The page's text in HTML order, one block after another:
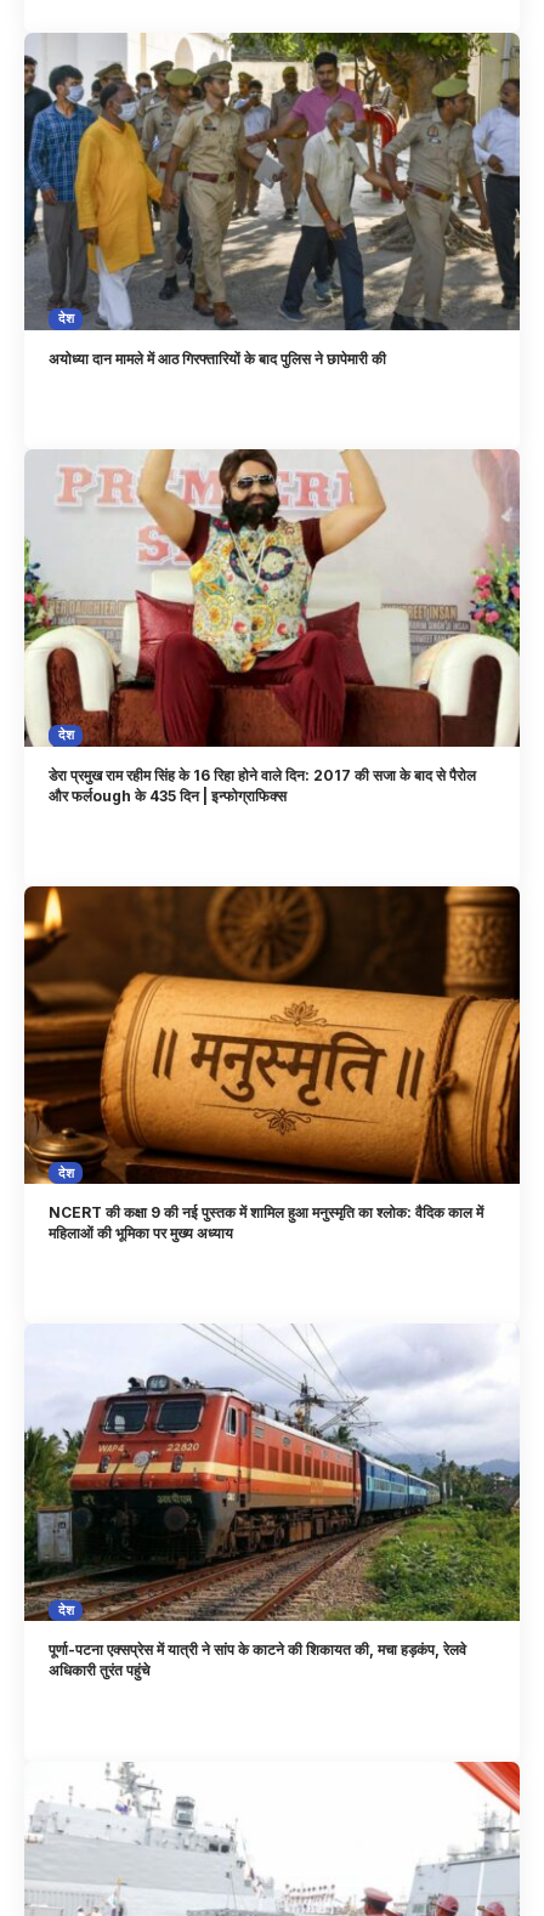
देश
अयोध्या दान मामले में आठ गिरफ्तारियों के बाद पुलिस ने छापेमारी की
देश
डेरा प्रमुख राम रहीम सिंह के 16 रिहा होने वाले दिन: 2017 की सजा के बाद से पैरोल
और फर्लough के 435 दिन | इन्फोग्राफिक्स
देश
NCERT की कक्षा 9 की नई पुस्तक में शामिल हुआ मनुस्मृति का श्लोक: वैदिक काल में
महिलाओं की भूमिका पर मुख्य अध्याय
देश
पूर्णा-पटना एक्सप्रेस में यात्री ने सांप के काटने की शिकायत की, मचा हड़कंप, रेलवे
अधिकारी तुरंत पहुंचे